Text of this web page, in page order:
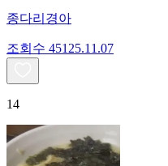
종다리경아
조회수 451 25.11.07
14